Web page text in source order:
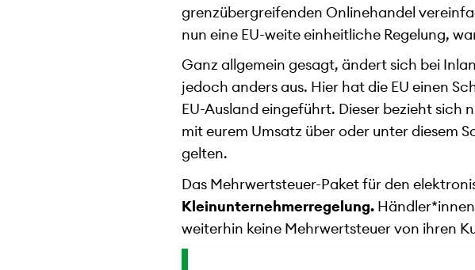
grenzübergreifenden Onlinehandel
nun eine EU-weite einheitliche Regelung,
Ganz allgemein gesagt, ändert sich bei
jedoch anders aus. Hier hat die EU einen
EU-Ausland eingeführt. Dieser bezieht sich
mit eurem Umsatz über oder unter diesem
gelten.
Das Mehrwertsteuer-Paket für den
Kleinunternehmerregelung.
weiterhin keine Mehrwertsteuer von ihren